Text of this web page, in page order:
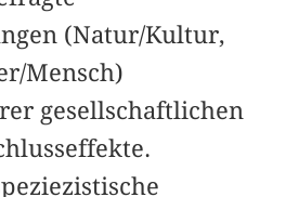
(Natur/Kultur,
Mensch)
gesellschaftlichen